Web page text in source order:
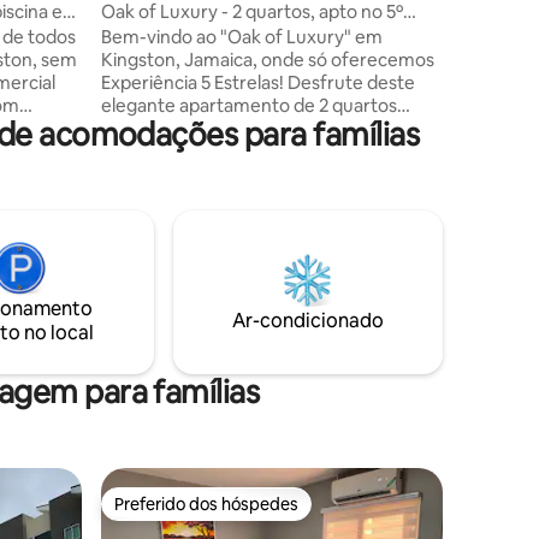
e
todos
sem
do
a uma
de
Oak of Luxury - 2 quartos, apto no 5º
andar
Bem-vindo ao "Oak of Luxury" em
Kingston, Jamaica, onde só oferecemos
Experiência 5 Estrelas! Desfrute deste
elegante apartamento de 2 quartos
recém reformado no 5º andar, localizado
na sofisticada área de Constant Rd e
é a escolha ideal para explorar a vibração
cultural e a vida noturna agitada de
Kingston. É o epítome da elegância e
conforto, proporcionando-lhe a
acomodações para famílias
no local
Ar-condicionado
para famílias
Preferido dos hóspedes
Preferido dos hóspedes